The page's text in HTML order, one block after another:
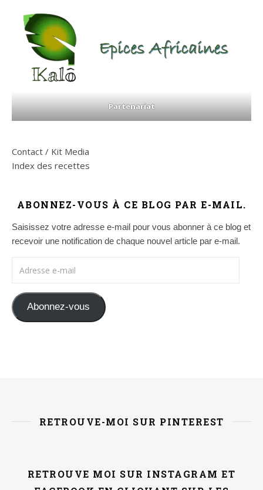
Partenariat
Contact / Kit Media
Index des recettes
ABONNEZ-VOUS À CE BLOG PAR E-MAIL.
Saisissez votre adresse e-mail pour vous abonner à ce blog et
recevoir une notification de chaque nouvel article par e-mail.
Abonnez-vous
RETROUVE-MOI SUR PINTEREST
RETROUVE MOI SUR INSTAGRAM ET